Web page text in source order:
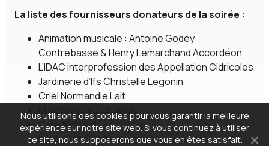
La liste des fournisseurs donateurs de la soirée :
Animation musicale : Antoine Godey
Contrebasse & Henry Lemarchand Accordéon
L’IDAC interprofession des Appellation Cidricoles
Jardinerie d’Ifs Christelle Legonin
Criel Normandie Lait
Minoteries du Château
Café Richard
Isigny Sainte-Mère
Nous utilisons des cookies pour vous garantir la meilleure
expérience sur notre site web. Si vous continuez à utiliser
ce site, nous supposerons que vous en êtes satisfait.